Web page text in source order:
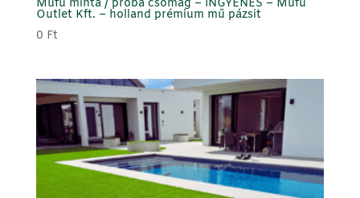
Műfű minta / próba csomag – INGYENES – Műfű
Outlet Kft. – holland prémium mű pázsit
0 Ft